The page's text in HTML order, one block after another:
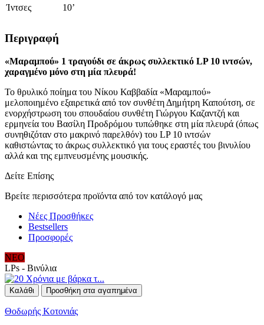
Ίντσες 10’
Περιγραφή
«Μαραμπού» 1 τραγούδι σε άκρως συλλεκτικό LP 10 ιντσών,
χαραγμένο μόνο στη μία πλευρά!
Το θρυλικό ποίημα του Νίκου Καββαδία «Μαραμπού»
μελοποιημένο εξαιρετικά από τον συνθέτη Δημήτρη Καπούτση, σε
ενορχήστρωση του σπουδαίου συνθέτη Γιώργου Καζαντζή και
ερμηνεία του Βασίλη Προδρόμου τυπώθηκε στη μία πλευρά (όπως
συνηθιζόταν στο μακρινό παρελθόν) του LP 10 ιντσών
καθιστώντας το άκρως συλλεκτικό για τους εραστές του βινυλίου
αλλά και της εμπνευσμένης μουσικής.
Δείτε Επίσης
Βρείτε περισσότερα προϊόντα από τον κατάλογό μας
Νέες Προσθήκες
Bestsellers
Προσφορές
ΝΕΟ
LPs - Βινύλια
Καλάθι Προσθήκη στα αγαπημένα
Θοδωρής Κοτονιάς